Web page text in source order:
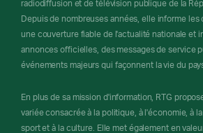
radiodiffusion et de télévision publique de la
Depuis de nombreuses années, elle informe
une couverture fiable de l'actualité nationale et
annonces officielles, des messages de service
événements majeurs qui façonnent la vie du
En plus de sa mission d'information, RTG
variée consacrée à la politique, à l'économie, à
sport et à la culture. Elle met également en